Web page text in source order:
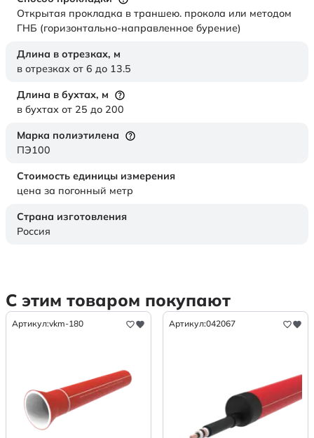
Открытая прокладка в траншею. прокола или методом
ГНБ (горизонтально-направленное бурение)
Длина в отрезках, м
в отрезках от 6 до 13.5
Длина в бухтах, м
в бухтах от 25 до 200
Марка полиэтилена
ПЭ100
Стоимость единицы измерения
цена за погонный метр
Страна изготовления
Россия
С этим товаром покупают
Артикул:vkm-180 Артикул:042067